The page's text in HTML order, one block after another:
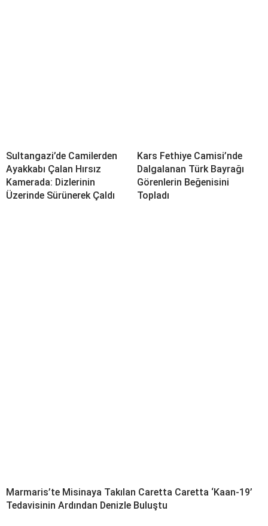
Sultangazi’de Camilerden
Ayakkabı Çalan Hırsız
Kamerada: Dizlerinin
Üzerinde Sürünerek Çaldı
Kars Fethiye Camisi’nde
Dalgalanan Türk Bayrağı
Görenlerin Beğenisini
Topladı
Marmaris’te Misinaya Takılan Caretta Caretta ‘Kaan-19’
Tedavisinin Ardından Denizle Buluştu